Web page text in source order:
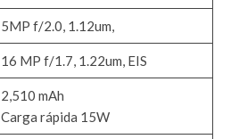
5MP f/2.0, 1.12um,
16 MP f/1.7, 1.22um, EIS
2,510 mAh
Carga rápida 15W